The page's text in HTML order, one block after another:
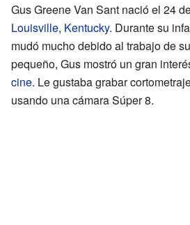
Gus Greene Van Sant nació el 24
Louisville, Kentucky. Durante su
mudó mucho debido al trabajo de
pequeño, Gus mostró un gran
cine. Le gustaba grabar
usando una cámara Súper 8.